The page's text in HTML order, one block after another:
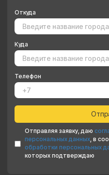
Откуда
Куда
Телефон
Отправляя заявку, даю
персональных данных, в
обработки персональных
которых подтверждаю